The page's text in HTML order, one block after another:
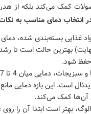
کمک می‌کند بلکه از هدر
انتخاب دمای مناسب به
فارنهایت) بهترین حالت است
شود.
ایدئال است. این بازه دمایی
آن‌ها کمک می‌کند.